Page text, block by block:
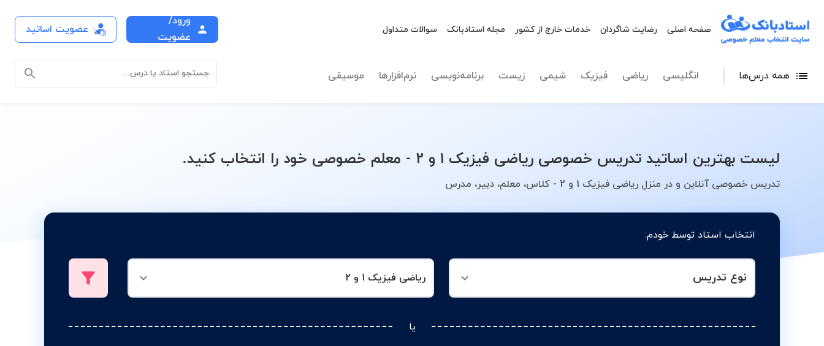
صفحه اصلی رضایت شاگردان خدمات خارج از کشور مجله استادبانک سوالات متداول
ورود/
عضویت
عضویت اساتید
همه درس‌ها انگلیسی ریاضی فیزیک شیمی زیست برنامه‌نویسی نرم‌افزارها موسیقی جستجو استاد یا درس...
لیست بهترین اساتید تدریس خصوصی ریاضی فیزیک 1 و 2 - معلم خصوصی خود را انتخاب کنید.
تدریس خصوصی آنلاین و در منزل ریاضی فیزیک 1 و 2 - کلاس، معلم، دبیر، مدرس
انتخاب استاد توسط خودم:
نوع تدریس ریاضی فیزیک 1 و 2
یا
نوع تدریس